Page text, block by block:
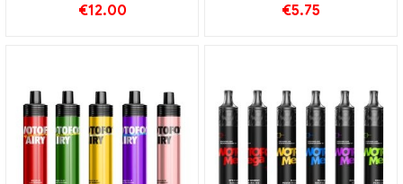
€12.00 €5.75